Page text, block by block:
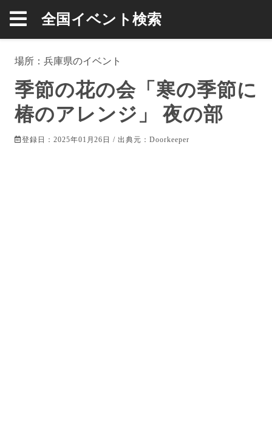
全国イベント検索
場所： 兵庫県のイベント
季節の花の会「寒の季節に
椿のアレンジ」 夜の部
登録日：2025年01月26日 / 出典元：Doorkeeper